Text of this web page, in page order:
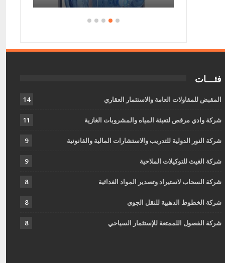
فئـــات
المقبض للمقاولات العامة والاستثمار العقاري 14
شركة وادي مرقص لتعبئة المياه والمشروبات الغازية 11
شركة النور الدولية للتدريب والاستشارات المالية والقانونية 9
شركة الغيث للتوكيلات الملاحية 9
شركة السحاب لاستيراد وتصدير المواد الغدائية 8
شركة الخطوط الدهبية للنقل الجوي 8
شركة الفصول اللممتعة للإستثمار السياحي 8